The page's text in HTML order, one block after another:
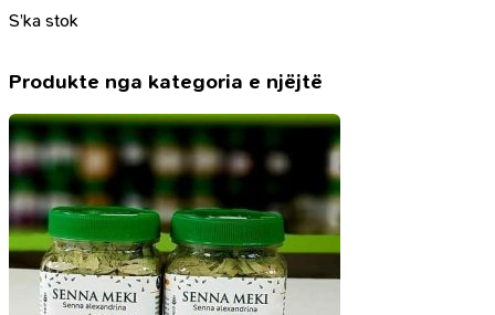
S’ka stok
Produkte nga kategoria e njëjtë